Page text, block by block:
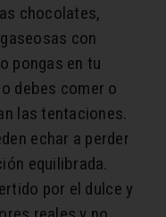
chocolates,
con
pongas en tu
debes comer o
las tentaciones.
echar a perder
equilibrada.
por el dulce y